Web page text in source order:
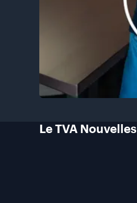
Le TVA Nouvelles